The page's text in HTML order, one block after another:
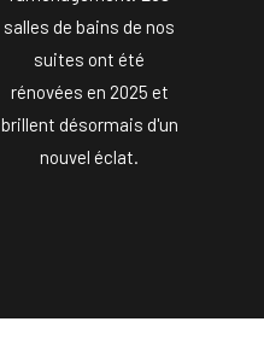
salles de bains de nos
suites ont été
rénovées en 2025 et
brillent désormais d'un
nouvel éclat.